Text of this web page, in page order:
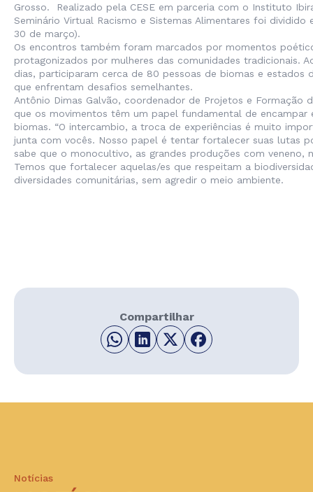
Grosso. Realizado pela CESE em parceria com o Instituto
Seminário Virtual Racismo e Sistemas Alimentares foi dividido
30 de março).
Os encontros também foram marcados por momentos
protagonizados por mulheres das comunidades tradicionais.
dias, participaram cerca de 80 pessoas de biomas e estados
que enfrentam desafios semelhantes.
Antônio Dimas Galvão, coordenador de Projetos e Formação
que os movimentos têm um papel fundamental de encampar
biomas. “O intercambio, a troca de experiências é muito
junta com vocês. Nosso papel é tentar fortalecer suas lutas
sabe que o monocultivo, as grandes produções com veneno,
Temos que fortalecer aquelas/es que respeitam a
diversidades comunitárias, sem agredir o meio ambiente.
Compartilhar
Notícias